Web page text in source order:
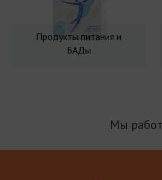
Продукты питания и
БАДы
Мы